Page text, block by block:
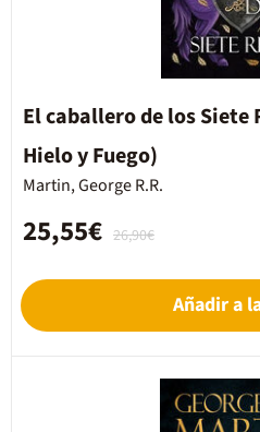
El caballero de los Siete
Hielo y Fuego)
Martin, George R.R.
26,90€
25,55€
Añadir a